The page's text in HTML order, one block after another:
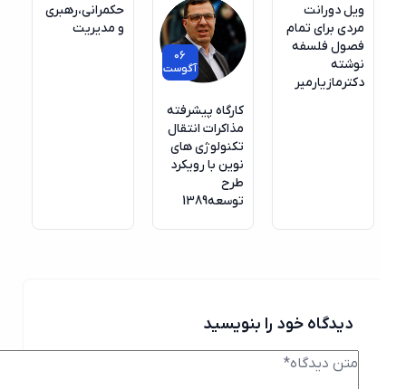
ویل دورانت
مردی برای تمام
فصول فلسفه
نوشته
دکترمازیارمیر
06
آگوست
کارگاه پیشرفته
مذاکرات انتقال
تکنولوژی های
نوین با رویکرد
توسعه1389
حکمرانی،رهبری
و مدیریت
دیدگاه خود را بنویسید